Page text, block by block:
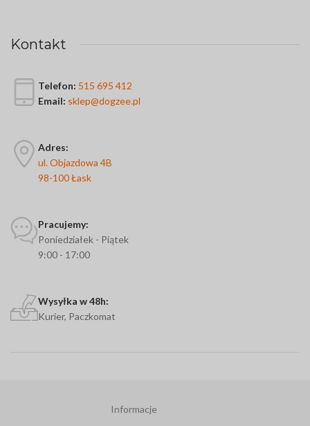
Kontakt
Telefon: 515 695 412
Email: sklep@dogzee.pl
Adres:
ul. Objazdowa 4B
98-100 Łask
Pracujemy:
Poniedziałek - Piątek
9:00 - 17:00
Wysyłka w 48h:
Kurier, Paczkomat
Informacje